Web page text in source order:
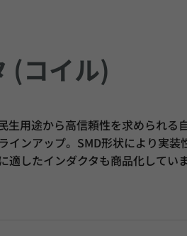
(コイル)
生用途から高信頼性を求められ
インアップ。SMD形状により実
したインダクタも商品化していま